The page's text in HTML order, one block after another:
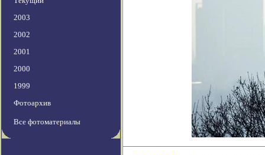
2003
2002
2001
2000
1999
Фотоархив
Все фотоматериалы